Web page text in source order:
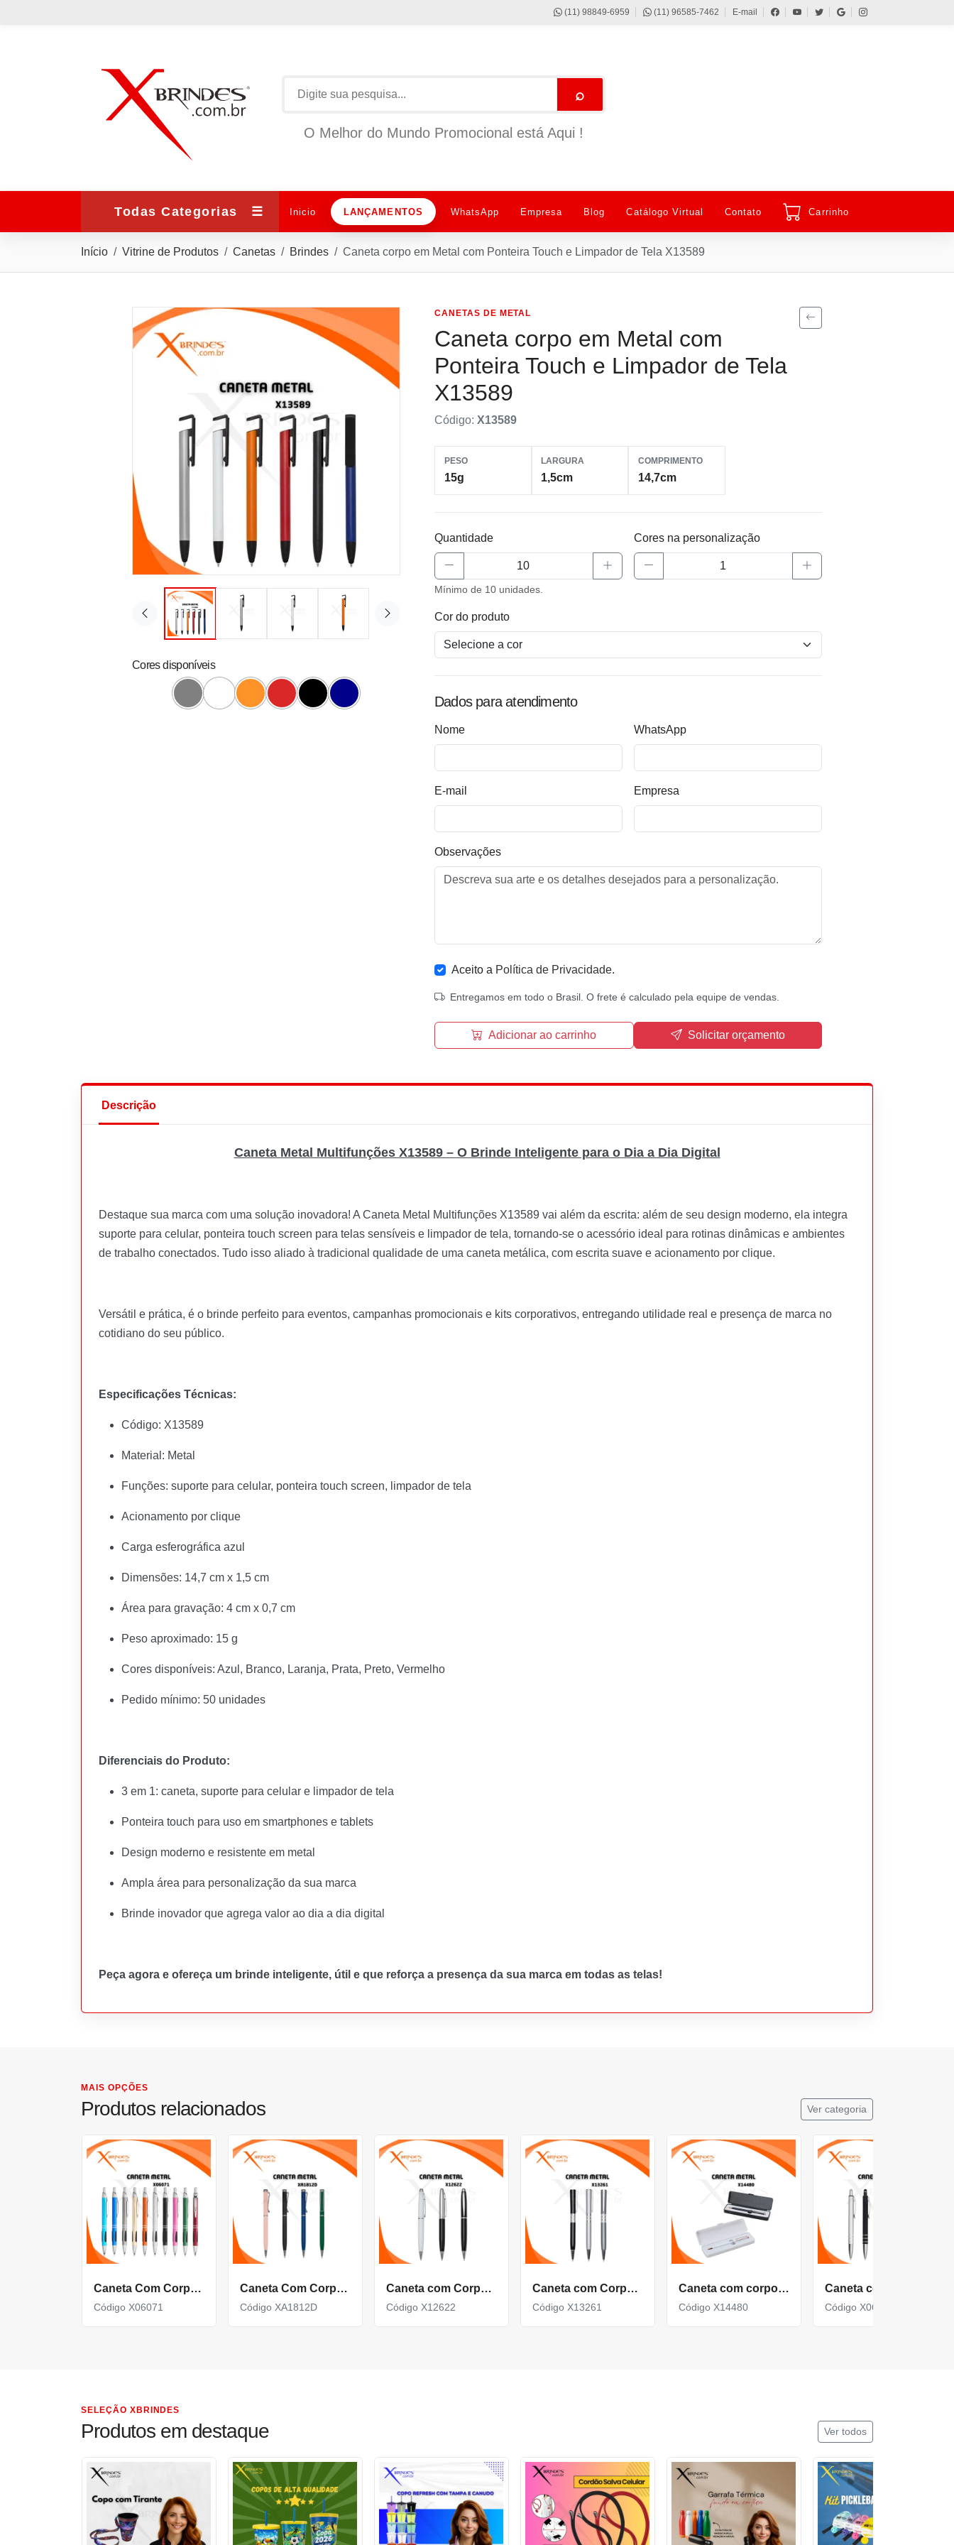
(11) 98849-6959 (11) 96585-7462 E-mail
⌕
O Melhor do Mundo Promocional está Aqui !
Todas Categorias ☰ Inicio LANÇAMENTOS WhatsApp Empresa Blog Catálogo Virtual Contato Carrinho
Início Vitrine de Produtos Canetas Brindes Caneta corpo em Metal com Ponteira Touch e Limpador de Tela X13589
Cores disponíveis
CANETAS DE METAL
Caneta corpo em Metal com
Ponteira Touch e Limpador de Tela
X13589
Código: X13589
PESO
15g
LARGURA
1,5cm
COMPRIMENTO
14,7cm
Quantidade
Mínimo de 10 unidades.
Cores na personalização
Cor do produto
Dados para atendimento
Nome WhatsApp
E-mail Empresa
Observações
Aceito a Política de Privacidade.
Entregamos em todo o Brasil. O frete é calculado pela equipe de vendas.
Adicionar ao carrinho Solicitar orçamento
Descrição
Caneta Metal Multifunções X13589 – O Brinde Inteligente para o Dia a Dia Digital
Destaque sua marca com uma solução inovadora! A Caneta Metal Multifunções X13589 vai além da escrita: além de seu design moderno, ela integra
suporte para celular, ponteira touch screen para telas sensíveis e limpador de tela, tornando-se o acessório ideal para rotinas dinâmicas e ambientes
de trabalho conectados. Tudo isso aliado à tradicional qualidade de uma caneta metálica, com escrita suave e acionamento por clique.
Versátil e prática, é o brinde perfeito para eventos, campanhas promocionais e kits corporativos, entregando utilidade real e presença de marca no
cotidiano do seu público.
Especificações Técnicas:
Código: X13589
Material: Metal
Funções: suporte para celular, ponteira touch screen, limpador de tela
Acionamento por clique
Carga esferográfica azul
Dimensões: 14,7 cm x 1,5 cm
Área para gravação: 4 cm x 0,7 cm
Peso aproximado: 15 g
Cores disponíveis: Azul, Branco, Laranja, Prata, Preto, Vermelho
Pedido mínimo: 50 unidades
Diferenciais do Produto:
3 em 1: caneta, suporte para celular e limpador de tela
Ponteira touch para uso em smartphones e tablets
Design moderno e resistente em metal
Ampla área para personalização da sua marca
Brinde inovador que agrega valor ao dia a dia digital
Peça agora e ofereça um brinde inteligente, útil e que reforça a presença da sua marca em todas as telas!
MAIS OPÇÕES
Produtos relacionados Ver categoria
Caneta Com Corpo De Metal Carga Azul E Acionamento Por Clique X06071
Código X06071
Caneta Com Corpo De Metal Carga Azul E Acionamento Por Rotação Xa1812D
Código XA1812D
Caneta com Corpo de Metal carga Azul e com Acionamento por rotação X12622
Código X12622
Caneta com Corpo de Metal com detalhe Texturizado X13261
Código X13261
Caneta com corpo de Metal com Estojo Plástico X14480
Código X14480 Código X06087T
SELEÇÃO XBRINDES
Produtos em destaque Ver todos